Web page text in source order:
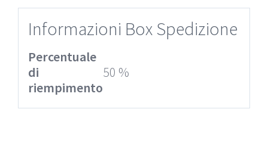
Informazioni Box Spedizione
Percentuale
di
riempimento
50 %